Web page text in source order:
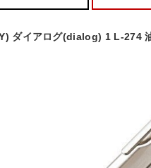
ダイアログ(dialog) 1 L-274